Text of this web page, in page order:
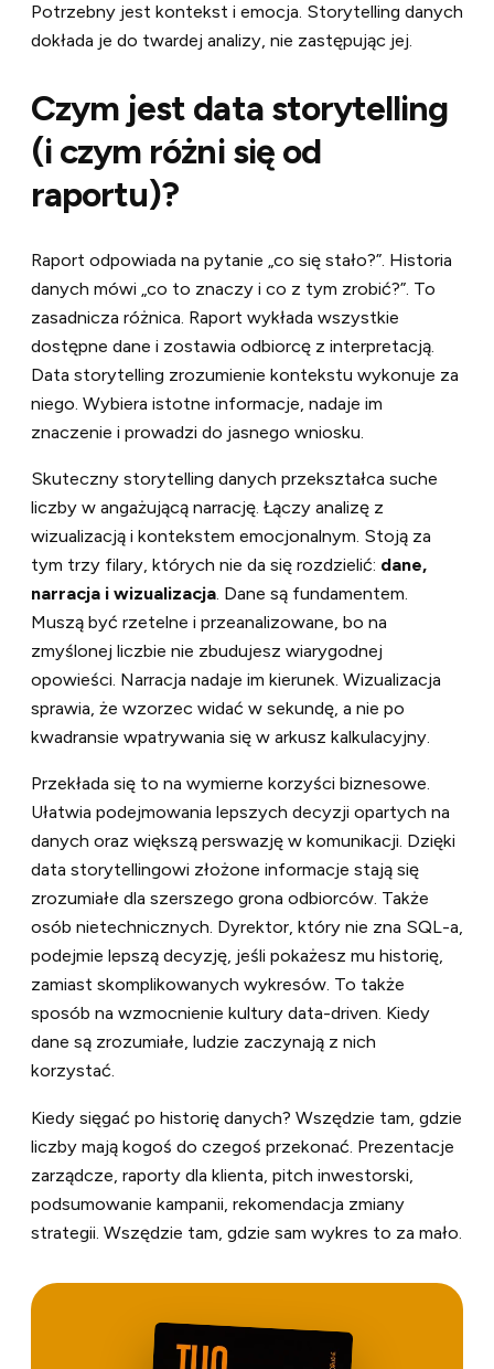
Potrzebny jest kontekst i emocja. Storytelling danych
dokłada je do twardej analizy, nie zastępując jej.
Czym jest data storytelling
(i czym różni się od
raportu)?
Raport odpowiada na pytanie „co się stało?”. Historia
danych mówi „co to znaczy i co z tym zrobić?”. To
zasadnicza różnica. Raport wykłada wszystkie
dostępne dane i zostawia odbiorcę z interpretacją.
Data storytelling zrozumienie kontekstu wykonuje za
niego. Wybiera istotne informacje, nadaje im
znaczenie i prowadzi do jasnego wniosku.
Skuteczny storytelling danych przekształca suche
liczby w angażującą narrację. Łączy analizę z
wizualizacją i kontekstem emocjonalnym. Stoją za
tym trzy filary, których nie da się rozdzielić: dane,
narracja i wizualizacja. Dane są fundamentem.
Muszą być rzetelne i przeanalizowane, bo na
zmyślonej liczbie nie zbudujesz wiarygodnej
opowieści. Narracja nadaje im kierunek. Wizualizacja
sprawia, że wzorzec widać w sekundę, a nie po
kwadransie wpatrywania się w arkusz kalkulacyjny.
Przekłada się to na wymierne korzyści biznesowe.
Ułatwia podejmowania lepszych decyzji opartych na
danych oraz większą perswazję w komunikacji. Dzięki
data storytellingowi złożone informacje stają się
zrozumiałe dla szerszego grona odbiorców. Także
osób nietechnicznych. Dyrektor, który nie zna SQL-a,
podejmie lepszą decyzję, jeśli pokażesz mu historię,
zamiast skomplikowanych wykresów. To także
sposób na wzmocnienie kultury data-driven. Kiedy
dane są zrozumiałe, ludzie zaczynają z nich
korzystać.
Kiedy sięgać po historię danych? Wszędzie tam, gdzie
liczby mają kogoś do czegoś przekonać. Prezentacje
zarządcze, raporty dla klienta, pitch inwestorski,
podsumowanie kampanii, rekomendacja zmiany
strategii. Wszędzie tam, gdzie sam wykres to za mało.